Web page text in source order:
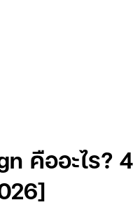
คืออะไร?